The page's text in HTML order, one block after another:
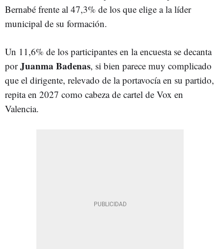
Bernabé frente al 47,3% de los que elige a la líder
municipal de su formación.
Un 11,6% de los participantes en la encuesta se decanta
porJuanma Badenas, si bien parece muy complicado
que el dirigente, relevado de la portavocía en su partido,
repita en 2027 como cabeza de cartel de Vox en
Valencia.